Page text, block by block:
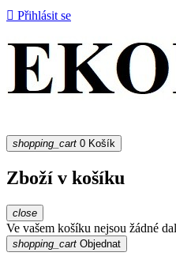
 Přihlásit se
shopping_cart 0 Košík
Zboží v košíku
close
Ve vašem košíku nejsou žádné
shopping_cart Objednat